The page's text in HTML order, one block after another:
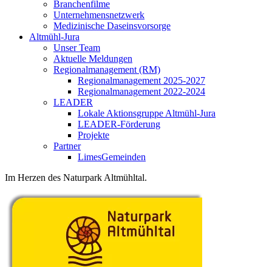
Branchenfilme
Unternehmensnetzwerk
Medizinische Daseinsvorsorge
Altmühl-Jura
Unser Team
Aktuelle Meldungen
Regionalmanagement (RM)
Regionalmanagement 2025-2027
Regionalmanagement 2022-2024
LEADER
Lokale Aktionsgruppe Altmühl-Jura
LEADER-Förderung
Projekte
Partner
LimesGemeinden
Im Herzen des Naturpark Altmühltal.